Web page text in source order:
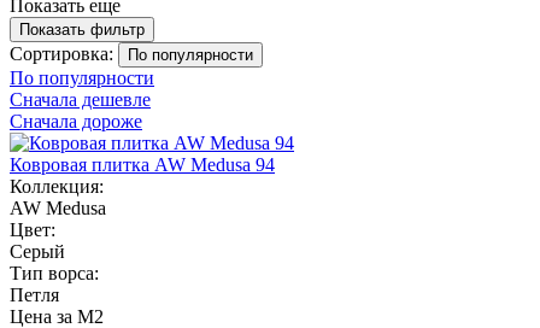
Показать еще
Показать фильтр
Сортировка: По популярности
По популярности
Сначала дешевле
Сначала дороже
Ковровая плитка AW Medusa 94
Коллекция:
AW Medusa
Цвет:
Серый
Тип ворса:
Петля
Цена за М2